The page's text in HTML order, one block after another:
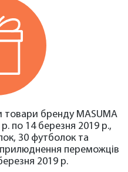
товари бренду MASUMA
по 14 березня 2019 р.,
30 футболок та
переможців
2019 р.